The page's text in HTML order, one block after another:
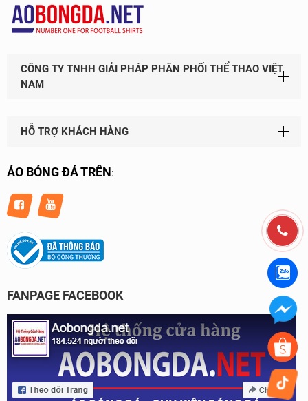
CÔNG TY TNHH GIẢI PHÁP PHÂN PHỐI THỂ THAO VIỆT
NAM
HỖ TRỢ KHÁCH HÀNG
ÁO BÓNG ĐÁ TRÊN:
FANPAGE FACEBOOK